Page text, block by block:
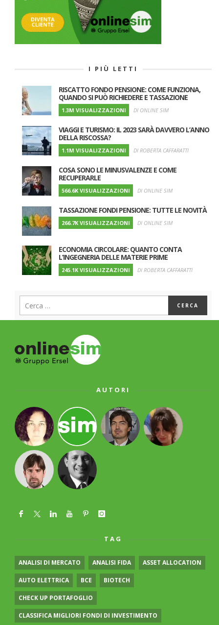
I PIÙ LETTI
RISCATTO FONDO PENSIONE: COME FUNZIONA,
QUANDO SI PUÒ RICHIEDERE E TASSAZIONE
1.3M VISUALIZZAZIONI DI ONLINE SIM
VIAGGI E TURISMO: IL 2023 SARÀ DAVVERO L’ANNO
DELLA RISCOSSA?
1.1M VISUALIZZAZIONI DI ROBERTA CAFFARATTI
COSA SONO LE MINUSVALENZE E COME
RECUPERARLE
566.6K VISUALIZZAZIONI DI ONLINE SIM
TASSAZIONE FONDI PENSIONE: TUTTE LE NOVITÀ
266.7K VISUALIZZAZIONI DI ONLINE SIM
ECONOMIA CIRCOLARE: QUANTO CONTA
L’INGEGNERIA DELLE MATERIE PRIME
245.1K VISUALIZZAZIONI DI ROBERTA CAFFARATTI
AUTORI
TAG
ANALISI DI MERCATO ANALISI FIDA ASSET ALLOCATION
AUTO ELETTRICA BCE BIOTECH
CHECK UP PORTAFOGLIO
CLASSIFICA MIGLIORI FONDI DI INVESTIMENTO